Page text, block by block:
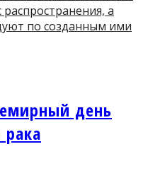
а
по созданным ими
день